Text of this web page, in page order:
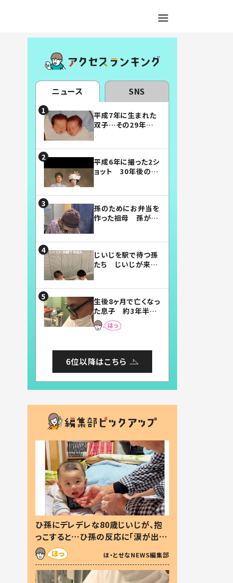
ニュース SNS
平成7年に生まれた
双子…その29年後
平成6年に撮った2シ
ョット 30年後の姿
孫のためにお弁当を
作った祖母 孫が絶
じいじを駅で待つ孫
たち じいじが来た
まらない」「幸せにな
れる」
生後8ヶ月で亡くなっ
た息子 約3年半
後、当時の妻の日記
に書いてあった本音
6位以降はこちら
ひ孫にデレデレな80歳じいじが、抱
っこすると…ひ孫の反応に「涙が出ま
した」「可愛くて仕方ない」
ほ・とせなNEWS編集部